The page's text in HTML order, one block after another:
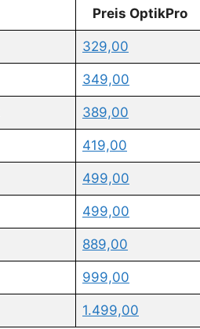
Preis OptikPro
329,00
349,00
389,00
419,00
499,00
499,00
889,00
999,00
1.499,00